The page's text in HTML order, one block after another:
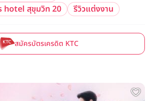
สุขุมวิท 20
รีวิวแต่งงาน
สมัครบัตรเครดิต KTC